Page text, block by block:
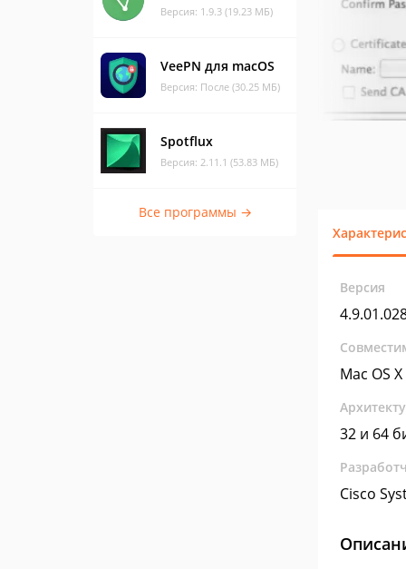
Версия: 1.9.3 (19.23 МБ)
VeePN для macOS
Версия: После (30.25 МБ)
Spotflux
Версия: 2.11.1 (53.83 МБ)
Все программы →
Версия
Mac OS X
32 и 64
Cisco